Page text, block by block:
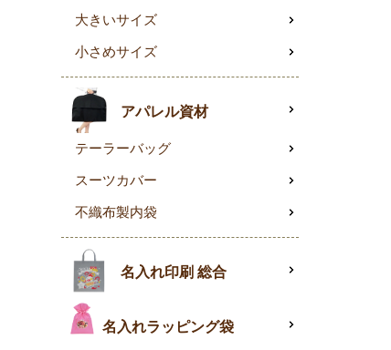
大きいサイズ
小さめサイズ
アパレル資材
テーラーバッグ
スーツカバー
不織布製内袋
名入れ印刷 総合
名入れラッピング袋